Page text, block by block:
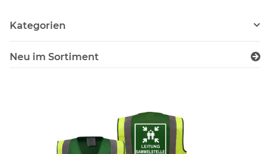
Kategorien
Neu im Sortiment